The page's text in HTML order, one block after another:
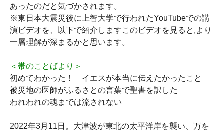
あったのだと気づかされます。
※東日本大震災後に上智大学で行われたYouTubeでの講
演ビデオを、以下で紹介しますこのビデオを見ると,より
一層理解が深まるかと思います。
＜帯のことばより＞
初めてわかった！ イエスが本当に伝えたかったこと
被災地の医師がふるさとの言葉で聖書を訳した
われわれの魂までは流されない
2022年3月11日。大津波が東北の太平洋岸を襲い、万を